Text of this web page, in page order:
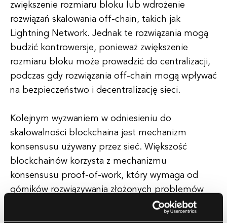
zwiększenie rozmiaru bloku lub wdrożenie
rozwiązań skalowania off-chain, takich jak
Lightning Network. Jednak te rozwiązania mogą
budzić kontrowersje, ponieważ zwiększenie
rozmiaru bloku może prowadzić do centralizacji,
podczas gdy rozwiązania off-chain mogą wpływać
na bezpieczeństwo i decentralizację sieci.
Kolejnym wyzwaniem w odniesieniu do
skalowalności blockchaina jest mechanizm
konsensusu używany przez sieć. Większość
blockchainów korzysta z mechanizmu
konsensusu proof-of-work, który wymaga od
górników rozwiązywania złożonych problemów
matematycznych w celu weryfikacji transakcji i